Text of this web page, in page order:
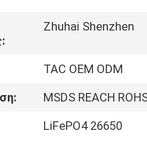
Zhuhai Shenzhen
TAC OEM ODM
MSDS REACH
LiFePO4 26650